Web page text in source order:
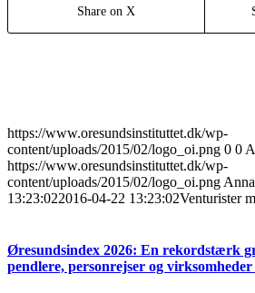
Share on X
https://www.oresundsinstituttet.dk/wp-
content/uploads/2015/02/logo_oi.png 0 0
https://www.oresundsinstituttet.dk/wp-
content/uploads/2015/02/logo_oi.png
13:23:022016-04-22 13:23:02Venturister
Øresundsindex 2026: En rekordstærk
pendlere, personrejser og